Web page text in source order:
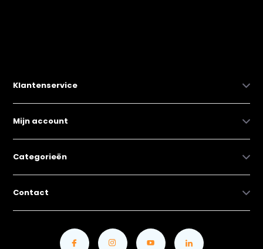
Klantenservice
Mijn account
Categorieën
Contact